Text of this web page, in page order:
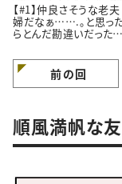
【#1】仲良さそうな老夫
婦だなぁ…….。と思っ
らとんだ勘違いだったお
前の回
順風満帆な